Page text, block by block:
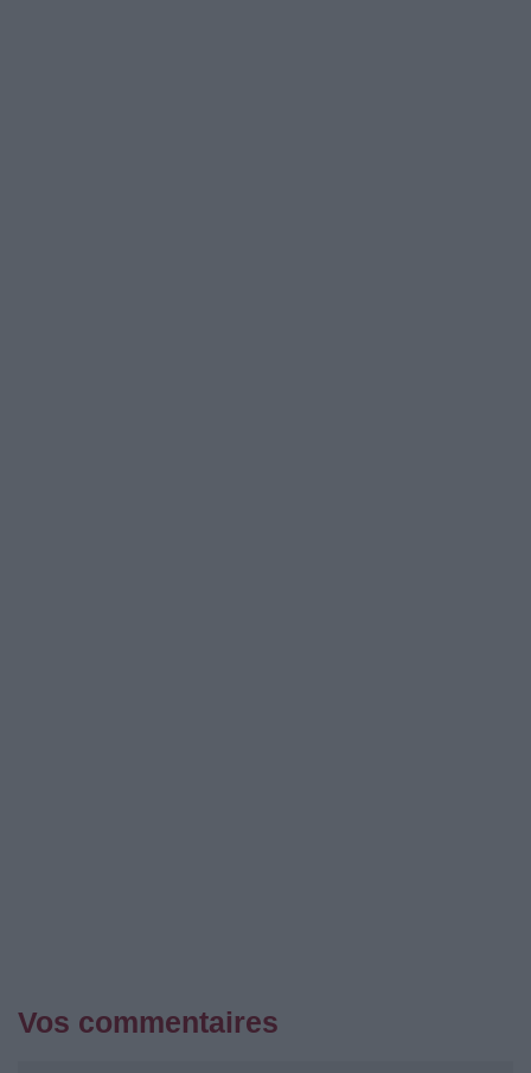
Vos commentaires